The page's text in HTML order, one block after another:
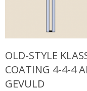
OLD-STYLE
COATING 4-4-4
GEVULD